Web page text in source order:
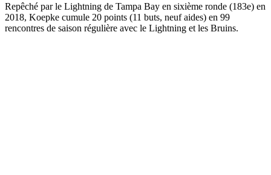
Repêché par le Lightning de Tampa Bay en sixième ronde (183e) en
2018, Koepke cumule 20 points (11 buts, neuf aides) en 99
rencontres de saison régulière avec le Lightning et les Bruins.